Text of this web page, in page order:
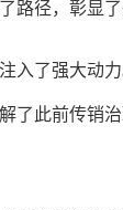
路径，彰显
入了强大动
了此前传销